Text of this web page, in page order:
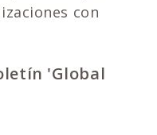
con
'Global